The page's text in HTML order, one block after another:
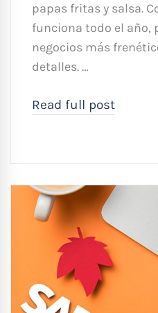
papas fritas y salsa.
funciona todo el año,
negocios más
detalles. …
Read full post